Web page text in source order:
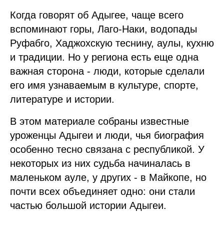
Когда говорят об Адыгее, чаще всего
вспоминают горы, Лаго-Наки, водопады
Руфабго, Хаджохскую теснину, аулы, кухню
и традиции. Но у региона есть еще одна
важная сторона - люди, которые сделали
его имя узнаваемым в культуре, спорте,
литературе и истории.
В этом материале собраны известные
уроженцы Адыгеи и люди, чья биография
особенно тесно связана с республикой. У
некоторых из них судьба начиналась в
маленьком ауле, у других - в Майкопе, но
почти всех объединяет одно: они стали
частью большой истории Адыгеи.